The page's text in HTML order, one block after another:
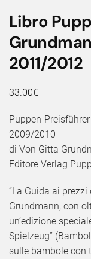
Libro
2011/2012
33.00€
Puppen-
2009/2010
di Von Gitta
Editore Verlag
“La Guida ai
Grundmann, con
un’edizione
Spielzeug”
sulle bambole con